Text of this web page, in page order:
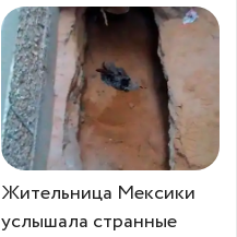
Жительница Мексики
услышала странные